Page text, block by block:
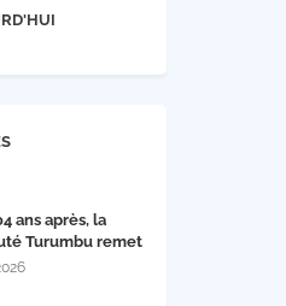
ans après, la
Turumbu remet
des charges à